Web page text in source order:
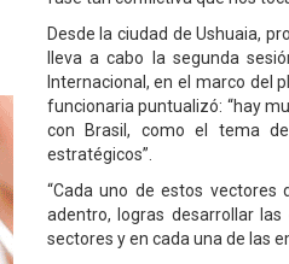
Desde la ciudad de Ushuaia,
lleva a cabo la segunda
Internacional, en el marco del
funcionaria puntualizó: “hay
con Brasil, como el tema
estratégicos”.
“Cada uno de estos vectores
adentro, logras desarrollar
sectores y en cada una de las